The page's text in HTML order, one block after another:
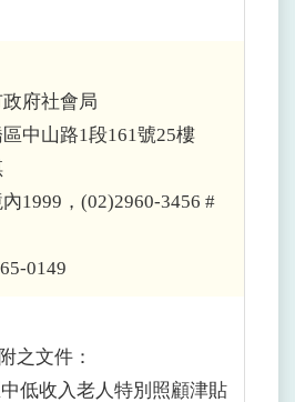
府社會局
中山路1段161號25樓
1999，(02)2960-3456 #
0149
之文件：
低收入老人特別照顧津貼